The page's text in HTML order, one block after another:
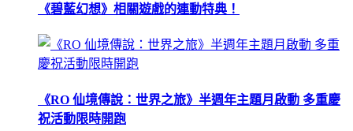
《碧藍幻想》相關遊戲的連動特典！
《RO 仙境傳說：世界之旅》半週年主題月啟動 多重慶
祝活動限時開跑